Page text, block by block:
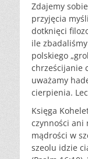
Zdajemy
przyjęcia
dotknięci
ile
polskiego
chrześcijanie
uważamy
cierpienia.
Księga
czynności ani
mądrości w
szeolu idzie